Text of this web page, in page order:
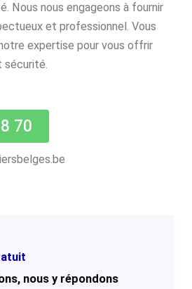
Nous nous engageons à fournir
et professionnel. Vous
expertise pour vous offrir
sécurité.
70
nous y répondons